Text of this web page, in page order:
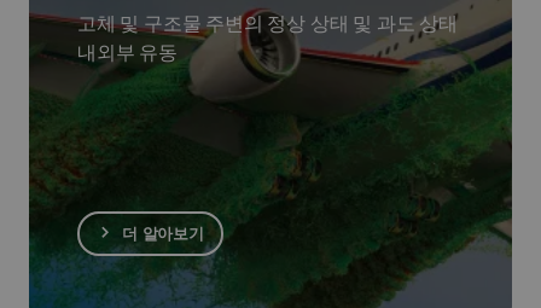
고체 및 구조물 주변의 정상 상태 및 과도 상태
내외부 유동
더 알아보기